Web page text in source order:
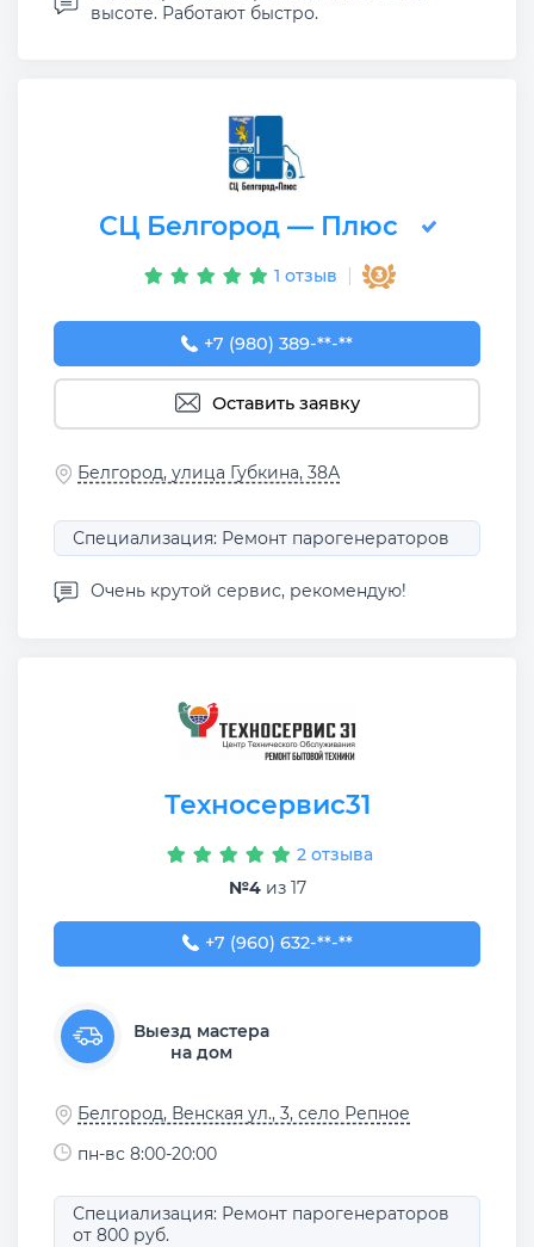
высоте. Работают быстро.
СЦ Белгород — Плюс
1 отзыв
+7 (980) 389-62-26
+7 (980) 389-**-**
Оставить заявку
Белгород, улица Губкина, 38А
Специализация: Ремонт парогенераторов
Очень крутой сервис, рекомендую!
Техносервис31
2 отзыва
№4из 17
+7 (960) 632-51-21
+7 (960) 632-**-**
Выезд мастера
на дом
Белгород, Венская ул., 3, село Репное
пн-вс 8:00-20:00
Специализация: Ремонт парогенераторов
от 800 руб.